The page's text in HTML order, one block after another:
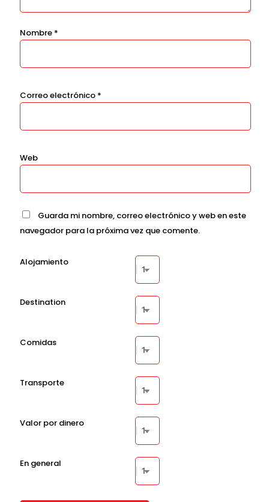
Nombre *
Correo electrónico *
Web
Guarda mi nombre, correo electrónico y web en este
navegador para la próxima vez que comente.
Alojamiento
Destination
Comidas
Transporte
Valor por dinero
En general